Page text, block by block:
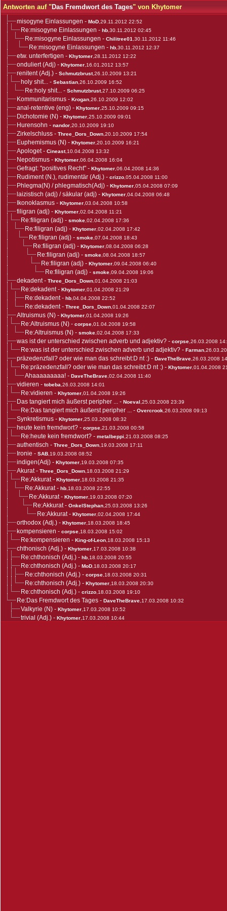
Antworten auf "Das Fremdwort des Tages" von Khytomer
misogyne Einlassungen - MoD ,29.11.2012 22:52
Re:misogyne Einlassungen - hb ,30.11.2012 02:45
Re:misogyne Einlassungen - Chilitree01 ,30.11.2012 11:46
Re:misogyne Einlassungen - hb ,30.11.2012 12:37
etw. unterfertigen - Khytomer ,28.11.2012 12:22
onduliert (Adj) - Khytomer ,16.01.2012 13:57
renitent (Adj.) - Schmutzbrust,26.10.2009 13:21
holy shit... - Sebastian ,26.10.2009 16:52
Re:holy shit... - Schmutzbrust,27.10.2009 06:25
Kommunitarismus - Krogan ,26.10.2009 12:02
anal-retentive (eng) - Khytomer ,25.10.2009 09:15
Dichotomie (N) - Khytomer ,25.10.2009 09:01
Hurensohn - nandor ,20.10.2009 19:10
Zirkelschluss - Three_Dors_Down ,20.10.2009 17:54
Euphemismus (N) - Khytomer ,20.10.2009 16:21
Apologet- Cineast,10.04.2008 13:32
Nepotismus - Khytomer ,06.04.2008 16:04
Gefragt: "positives Recht" - Khytomer ,06.04.2008 14:36
Rudiment (N.), rudimentär (Adj.) - crizzo ,05.04.2008 11:00
Phlegma(N) / phlegmatisch(Adj) - Khytomer ,05.04.2008 07:09
laizistisch (adj) / säkular (adj) - Khytomer ,04.04.2008 06:48
Ikonoklasmus - Khytomer ,03.04.2008 10:58
filigran (adj) - Khytomer ,02.04.2008 11:21
Re:filigran (adj) - smoke ,02.04.2008 17:36
Re:filigran (adj) - Khytomer ,02.04.2008 17:42
Re:filigran (adj) - smoke ,07.04.2008 18:43
Re:filigran (adj) - Khytomer ,08.04.2008 06:28
Re:filigran (adj) - smoke ,08.04.2008 18:57
Re:filigran (adj) - Khytomer ,09.04.2008 06:40
Re:filigran (adj) - smoke ,09.04.2008 19:06
dekadent- Three_Dors_Down ,01.04.2008 21:03
Re:dekadent- Khytomer ,01.04.2008 21:29
Re:dekadent- hb ,04.04.2008 22:52
Re:dekadent- Three_Dors_Down ,01.04.2008 22:07
Altruismus (N) - Khytomer ,01.04.2008 19:26
Re:Altruismus (N) - corpse ,01.04.2008 19:58
Re:Altruismus (N) - smoke ,02.04.2008 17:33
was ist der unterschied zwischen adverb und adjektiv? - corpse ,26.03.2008
Re:was ist der unterschied zwischen adverb und adjektiv? - Farman
präzedenzfall? oder wie man das schreibt:D nt :) - DaveTheBrave ,26.03.2008
Re:präzedenzfall? oder wie man das schreibt:D nt :) - Khytomer ,01.04.2008
Ahaaaaaaaaa! - DaveTheBrave ,02.04.2008 11:40
vidieren - tobeba ,26.03.2008 14:01
Re:vidieren - Khytomer ,01.04.2008 19:26
Das tangiert mich äußerst peripher ... - Noeval ,25.03.2008 23:39
Re:Das tangiert mich äußerst peripher ... - Overcrook ,26.03.2008 09:13
Synkretismus - Khytomer ,25.03.2008 08:32
heute kein fremdwort? - corpse ,21.03.2008 00:58
Re:heute kein fremdwort? - metalbeppi ,21.03.2008 08:25
authentisch - Three_Dors_Down ,19.03.2008 17:11
Ironie - SAB ,19.03.2008 08:52
indigen(Adj) - Khytomer ,19.03.2008 07:35
Akurat- Three_Dors_Down ,18.03.2008 21:29
Re:Akkurat- Khytomer ,18.03.2008 21:35
Re:Akkurat- hb ,18.03.2008 22:55
Re:Akkurat- Khytomer ,19.03.2008 07:20
Re:Akkurat- OnkelStephan ,25.03.2008 13:26
Re:Akkurat- Khytomer ,02.04.2008 17:44
orthodox (Adj.) - Khytomer ,18.03.2008 18:45
kompensieren - corpse ,18.03.2008 15:02
Re:kompensieren - King-of-Leon ,18.03.2008 15:13
chthonisch (Adj.) - Khytomer ,17.03.2008 10:38
Re:chthonisch (Adj.) - hb ,18.03.2008 20:55
Re:chthonisch (Adj.) - MoD ,18.03.2008 20:17
Re:chthonisch (Adj.) - corpse ,18.03.2008 20:31
Re:chthonisch (Adj.) - Khytomer ,18.03.2008 20:30
Re:chthonisch (Adj.) - crizzo ,18.03.2008 19:10
Re:Das Fremdwort des Tages - DaveTheBrave ,17.03.2008 10:32
Valkyrie (N) - Khytomer ,17.03.2008 10:52
trivial (Adj.) - Khytomer ,17.03.2008 10:44